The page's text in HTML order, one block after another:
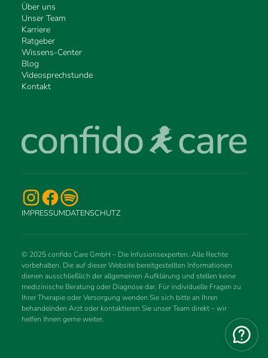
Über uns
Unser Team
Karriere
Ratgeber
Wissens-Center
Blog
Videosprechstunde
Kontakt
IMPRESSUMDATENSCHUTZ
© 2025 confido Care GmbH – Die Infusionsexperten. Alle Rechte
vorbehalten. Die auf dieser Website bereitgestellten Informationen
dienen ausschließlich der allgemeinen Aufklärung und stellen keine
medizinische Beratung oder Diagnose dar. Für individuelle Fragen zu
Ihrer Therapie oder Versorgung wenden Sie sich bitte an Ihren
behandelnden Arzt oder kontaktieren Sie unser Team direkt – wir
helfen Ihnen gerne weiter.